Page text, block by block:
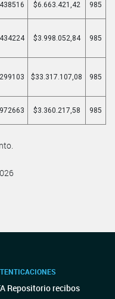
$6.663.421,42 985
$3.998.052,84 985
$33.317.107,08 985
$3.360.217,58 985
Repositorio recibos